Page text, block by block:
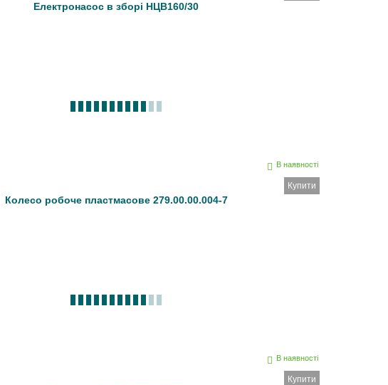
Електронасос в зборі НЦВ160/30
В наявності
Купити
Колесо робоче пластмасове 279.00.00.004-7
В наявності
Купити